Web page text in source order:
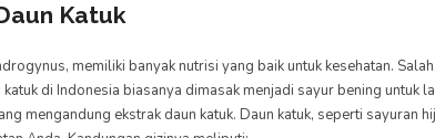
Katuk
memiliki banyak nutrisi yang baik untuk kesehatan.
di Indonesia biasanya dimasak menjadi sayur bening untuk
mengandung ekstrak daun katuk. Daun katuk, seperti sayuran